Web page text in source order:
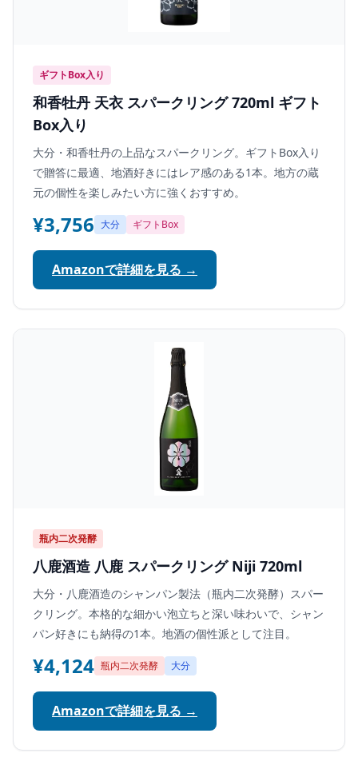
ギフトBox入り
和香牡丹 天衣 スパークリング 720ml ギフト
Box入り
大分・和香牡丹の上品なスパークリング。ギフトBox入り
で贈答に最適、地酒好きにはレア感のある1本。地方の蔵
元の個性を楽しみたい方に強くおすすめ。
¥3,756 大分 ギフトBox
Amazonで詳細を見る →
瓶内二次発酵
八鹿酒造 八鹿 スパークリング Niji 720ml
大分・八鹿酒造のシャンパン製法（瓶内二次発酵）スパー
クリング。本格的な細かい泡立ちと深い味わいで、シャン
パン好きにも納得の1本。地酒の個性派として注目。
¥4,124 瓶内二次発酵 大分
Amazonで詳細を見る →